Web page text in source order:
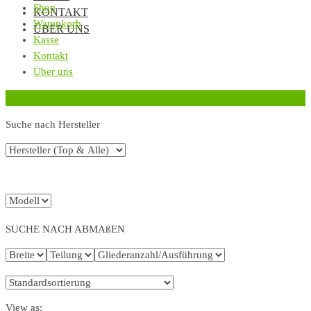
KONTAKT
ÜBER UNS
Shop
Warenkorb
Kasse
Kontakt
Über uns
Suche nach Hersteller
SUCHE NACH ABMAßEN
View as: